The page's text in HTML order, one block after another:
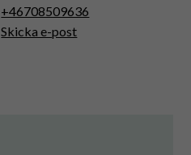
+46708509636
Skicka e-post